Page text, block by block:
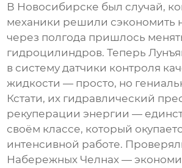
В Новосибирске был случай,
механики решили сэкономить
через полгода пришлось
гидроцилиндров. Теперь
в систему датчики контроля
жидкости — просто, но
Кстати, их гидравлический
рекуперации энергии —
своём классе, который
интенсивной работе.
Набережных Челнах —